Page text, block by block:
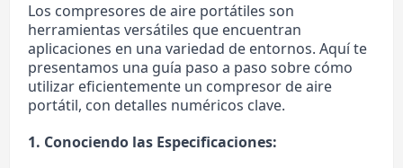
Los compresores de aire portátiles son
herramientas versátiles que encuentran
aplicaciones en una variedad de entornos. Aquí te
presentamos una guía paso a paso sobre cómo
utilizar eficientemente un compresor de aire
portátil, con detalles numéricos clave.
1. Conociendo las Especificaciones: